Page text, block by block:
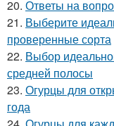
20. Ответы на
21. Выберите
проверенные сорта
22. Выбор
средней полосы
23. Огурцы для
года